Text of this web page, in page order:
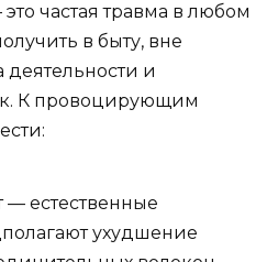
частая травма в любом
в быту, вне
деятельности и
К провоцирующим
— естественные
ухудшение